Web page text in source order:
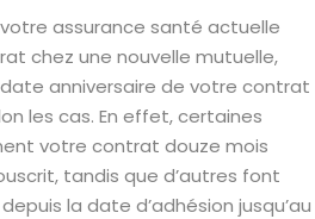
assurance santé actuelle
chez une nouvelle mutuelle,
anniversaire de votre contrat
les cas. En effet, certaines
votre contrat douze mois
tandis que d’autres font
la date d’adhésion jusqu’au